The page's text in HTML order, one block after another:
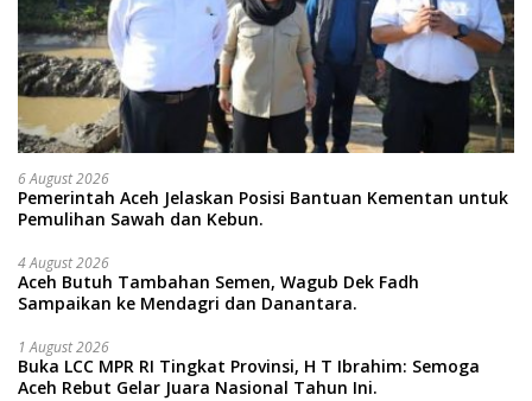
6 August 2026
Pemerintah Aceh Jelaskan Posisi Bantuan Kementan untuk
Pemulihan Sawah dan Kebun.
4 August 2026
Aceh Butuh Tambahan Semen, Wagub Dek Fadh
Sampaikan ke Mendagri dan Danantara.
1 August 2026
Buka LCC MPR RI Tingkat Provinsi, H T Ibrahim: Semoga
Aceh Rebut Gelar Juara Nasional Tahun Ini.